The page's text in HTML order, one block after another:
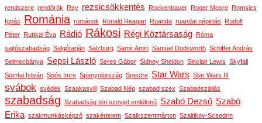
rendszere rendőrök Rey rezsicsökkentés Rockenbauer Roger Moore
Romsics
Ignác
Románia románok Ronald Reagan Ruanda ruandai népirtás
Rudolf
Péter
Ruttkai Éva Rádió Rákosi Régi Köztársaság
Róma
sajtószabadság Salgótarján Salzburg Samir Amin Samuel Dodsworth Schiffer András
Selmecbánya Sepsi László Seres Gábor Sidney Sheldon Sinclair Lewis Skyfall
Somfai István Soós Imre Spanyolország Spectre Star Wars Star Wars III
svábok svédek Szaakasvili Szabad Nép szabad szex Szabadszállás
szabadság Szabadság téri szovjet emlékmű Szabó Dezső Szabó
Erika szakmunkásképző szakértelem Szalkszentmárton Szaltikov-Scsedrin